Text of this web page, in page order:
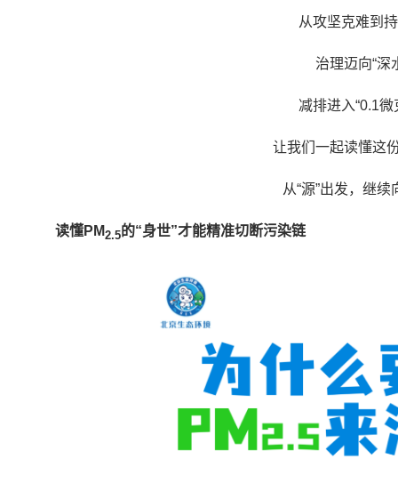
从攻坚克难到
治理迈向“深
减排进入“0.1微
让我们一起读懂这
从“源”出发，继续
读懂PM2.5的“身世”才能精准切断污染链